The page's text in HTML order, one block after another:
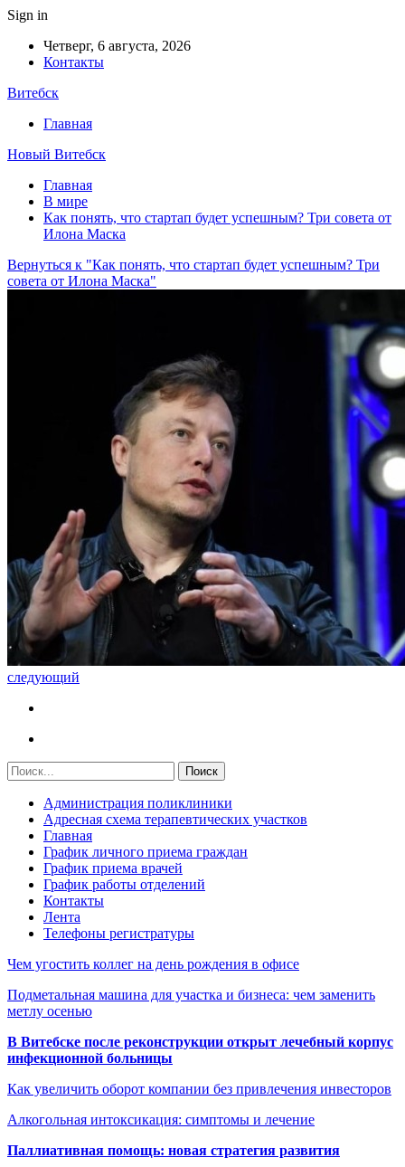
Sign in
Четверг, 6 августа, 2026
Контакты
Витебск
Главная
Новый Витебск
Главная
В мире
Как понять, что стартап будет успешным? Три совета от
Илона Маска
Вернуться к "Как понять, что стартап будет успешным? Три
совета от Илона Маска"
следующий
Администрация поликлиники
Адресная схема терапевтических участков
Главная
График личного приема граждан
График приема врачей
График работы отделений
Контакты
Лента
Телефоны регистратуры
Чем угостить коллег на день рождения в офисе
Подметальная машина для участка и бизнеса: чем заменить
метлу осенью
В Витебске после реконструкции открыт лечебный корпус
инфекционной больницы
Как увеличить оборот компании без привлечения инвесторов
Алкогольная интоксикация: симптомы и лечение
Паллиативная помощь: новая стратегия развития